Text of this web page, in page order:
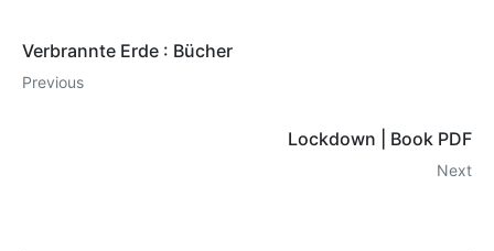
Verbrannte Erde : Bücher
Previous
Lockdown | Book PDF
Next